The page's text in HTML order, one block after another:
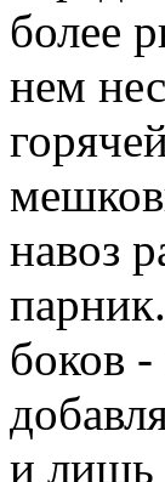
более
нем
навоз
боков
и лишь